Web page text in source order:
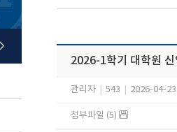
2026-1학기 대학원
관리자 543 2026-04-
첨부파일 (5)